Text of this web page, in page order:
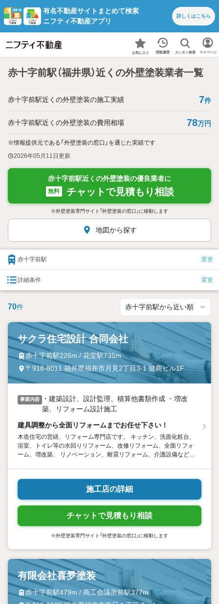
有名不動産サイトまとめて検索
ニフティ不動産アプリ
詳しくはこちら
お気に入り 閲覧履歴 カンタン検索 マイページ
赤十字前駅（福井県）近くの外壁塗装業者一覧
赤十字前駅近くの外壁塗装の施工実績 7件
赤十字前駅近くの外壁塗装の費用相場 78万円
※情報提供元である「外壁塗装の窓口」を通じた実績です
2026年05月11日更新
赤十字前駅近くの外壁塗装の優良業者に
無料 チャットで見積もり相談
※外壁塗装専門サイト「外壁塗装の窓口」に移動します
地図から探す
赤十字前駅 変更
詳細条件 変更
70件
サクラ住宅設計 合同会社
赤十字前駅226m / 花堂駅735m
〒918-8011 福井県福井市月見2丁目3-1 健商ビル1F
事業内容 ・建築設計、設計監理、積算他書類作成 ・増改
築、リフォーム設計施工
建具調整から全面リフォームまでお任せ下さい！
木造住宅の営繕、リフォーム専門店です。 ​キッチン、洗面化粧台、
浴室、トイレ等の水回りリフォーム、改修リフォーム、全面リフォ
ーム、増改築、 リノベーション、耐震リフォーム、介護設備などな
施工店の詳細
チャットで見積もり相談
※外壁塗装専門サイト「外壁塗装の窓口」に移動します
有限会社喜夛塗装
赤十字前駅479m / 商工会議所前駅377m